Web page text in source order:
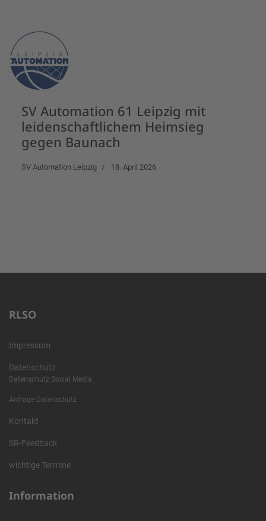
SV Automation 61 Leipzig mit
leidenschaftlichem Heimsieg
gegen Baunach
SV Automation Leipzig 18. April 2026
RLSO
Impressum
Datenschutz
Datenschutz Social Media
Anfrage Datenschutz
Kontakt
SR-Feedback
wichtige Termine
Information